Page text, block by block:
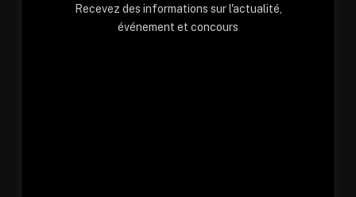
Recevez des informations sur l'actualité,
événement et concours